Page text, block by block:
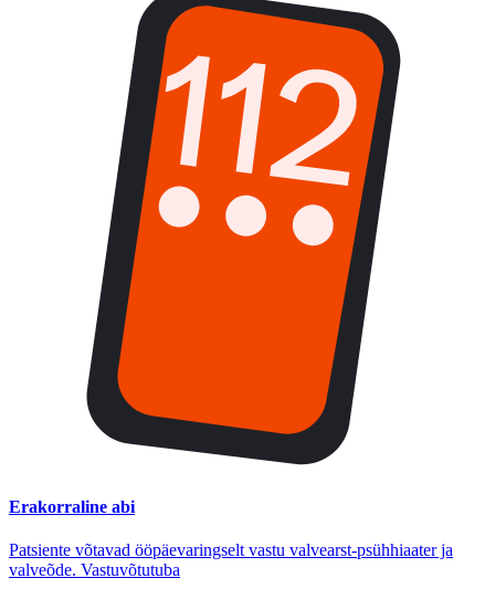
Erakorraline abi
Patsiente võtavad ööpäevaringselt vastu valvearst-psühhiaater ja
valveõde. Vastuvõtutuba